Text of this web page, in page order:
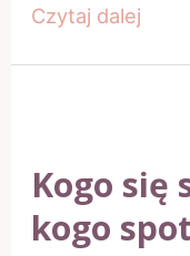
Kogo
spotkam?
Czytaj dalej
Kogo się
kogo